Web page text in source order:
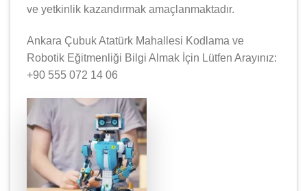
ve yetkinlik kazandırmak amaçlanmaktadır.
Ankara Çubuk Atatürk Mahallesi Kodlama ve
Robotik Eğitmenliği Bilgi Almak İçin Lütfen Arayınız:
+90 555 072 14 06